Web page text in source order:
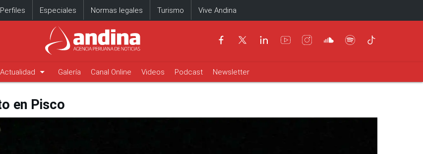
Perfiles Especiales Normas legales Turismo Vive Andina
Actualidad arrow_drop_down Galería Canal Online Videos Podcast Newsletter
en Pisco